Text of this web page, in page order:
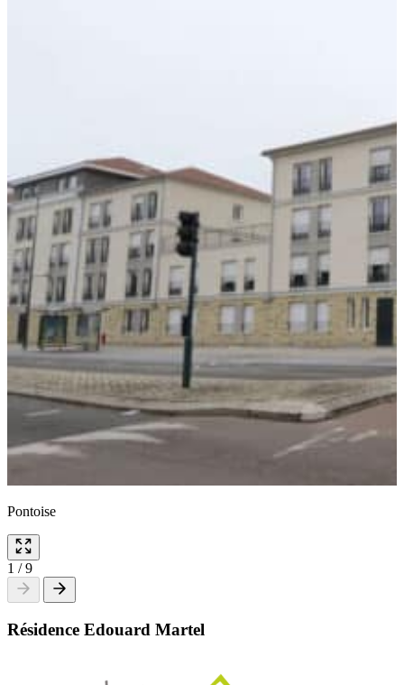
Pontoise
1 /9
Résidence Edouard Martel